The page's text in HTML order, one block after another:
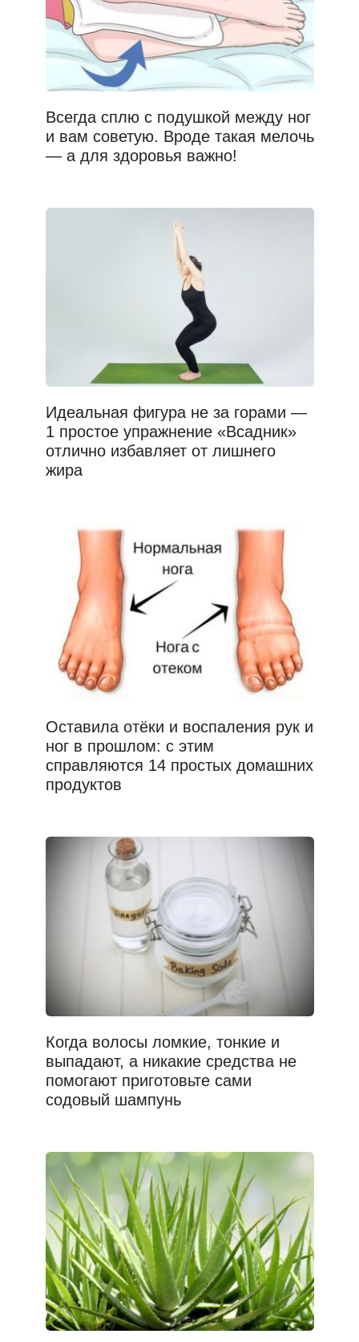
Всегда сплю с подушкой между ног
и вам советую. Вроде такая мелочь
— а для здоровья важно!
Идеальная фигура не за горами —
1 простое упражнение «Всадник»
отлично избавляет от лишнего
жира
Оставила отёки и воспаления рук и
ног в прошлом: с этим
справляются 14 простых домашних
продуктов
Когда волосы ломкие, тонкие и
выпадают, а никакие средства не
помогают приготовьте сами
содовый шампунь